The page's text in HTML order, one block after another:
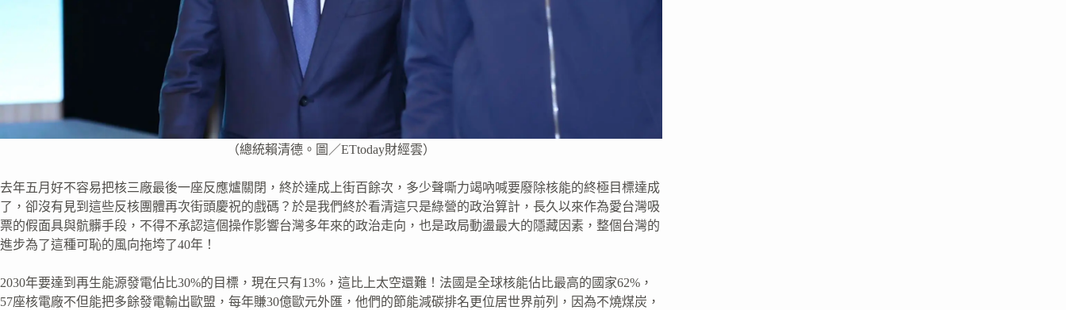
（總統賴清德。圖／ETtoday財經雲）
去年五月好不容易把核三廠最後一座反應爐關閉，終於達成上街百餘次，多少聲嘶力竭吶喊要廢除核能的終極目標達成
了，卻沒有見到這些反核團體再次街頭慶祝的戲碼？於是我們終於看清這只是綠營的政治算計，長久以來作為愛台灣吸
票的假面具與骯髒手段，不得不承認這個操作影響台灣多年來的政治走向，也是政局動盪最大的隱藏因素，整個台灣的
進步為了這種可恥的風向拖垮了40年！
2030年要達到再生能源發電佔比30%的目標，現在只有13%，這比上太空還難！法國是全球核能佔比最高的國家62%，
57座核電廠不但能把多餘發電輸出歐盟，每年賺30億歐元外匯，他們的節能減碳排名更位居世界前列，因為不燒煤炭，